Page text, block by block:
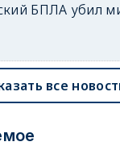
БПЛА убил
все